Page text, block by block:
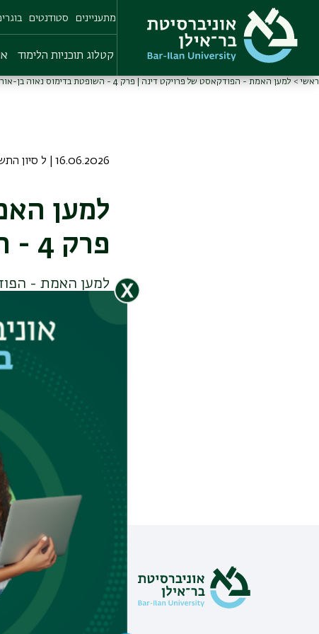
main
content
מתעניינים סטודנטים
קטלוג תוכניות הלימוד
ראשי למען האמת - הפודקאסט של פרויקט דינה | פרק 4 - השופטת בדימוס נאוה בן-אור
16.06.2026 | ל סיון התשפו
למען
פרק 4 - השופטת בדימוס נאוה בן-אור
למען האמת -
- נורית יעקבס-
והאחריות
מידע
אינ-בר